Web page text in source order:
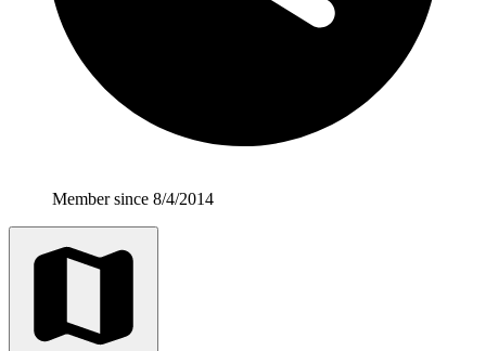
Member since 8/4/2014